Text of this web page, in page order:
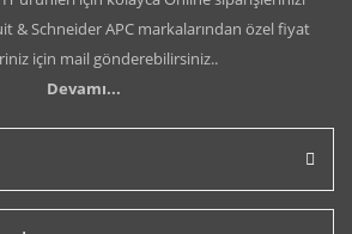
& Schneider APC markalarından özel fiyat
için mail gönderebilirsiniz..
Devamı...